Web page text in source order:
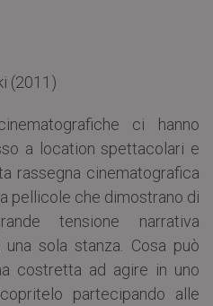
(2011)
ci hanno
a location spettacolari e
rassegna cinematografica
pellicole che dimostrano di
tensione narrativa
una sola stanza. Cosa può
costretta ad agire in uno
partecipando alle